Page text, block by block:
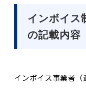
インボイス
の記載内容
インボイス事業者